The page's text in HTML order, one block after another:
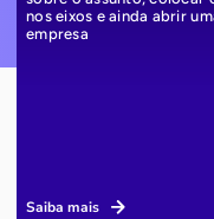
nos eixos e ainda abrir
empresa
Saiba mais